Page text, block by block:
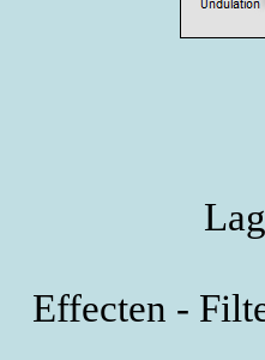
Effecten -